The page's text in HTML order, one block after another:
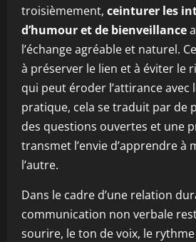
troisièmement, ceinturer les
d’humour et de bienveillance
l’échange agréable et naturel.
à préserver le lien et à éviter le
qui peut éroder l’attirance avec
pratique, cela se traduit par de
des questions ouvertes et une
transmet l’envie d’apprendre à
l’autre.
Dans le cadre d’une relation
communication non verbale
sourire, le ton de voix, le